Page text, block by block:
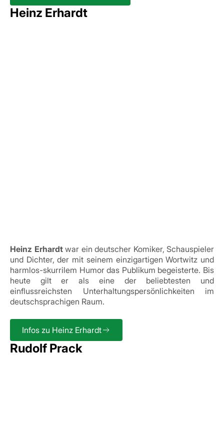
Heinz Erhardt
Heinz Erhardt war ein deutscher Komiker, Schauspieler
und Dichter, der mit seinem einzigartigen Wortwitz und
harmlos-skurrilem Humor das Publikum begeisterte. Bis
heute gilt er als eine der beliebtesten und
einflussreichsten Unterhaltungspersönlichkeiten im
deutschsprachigen Raum.
Infos zu Heinz Erhardt
Rudolf Prack